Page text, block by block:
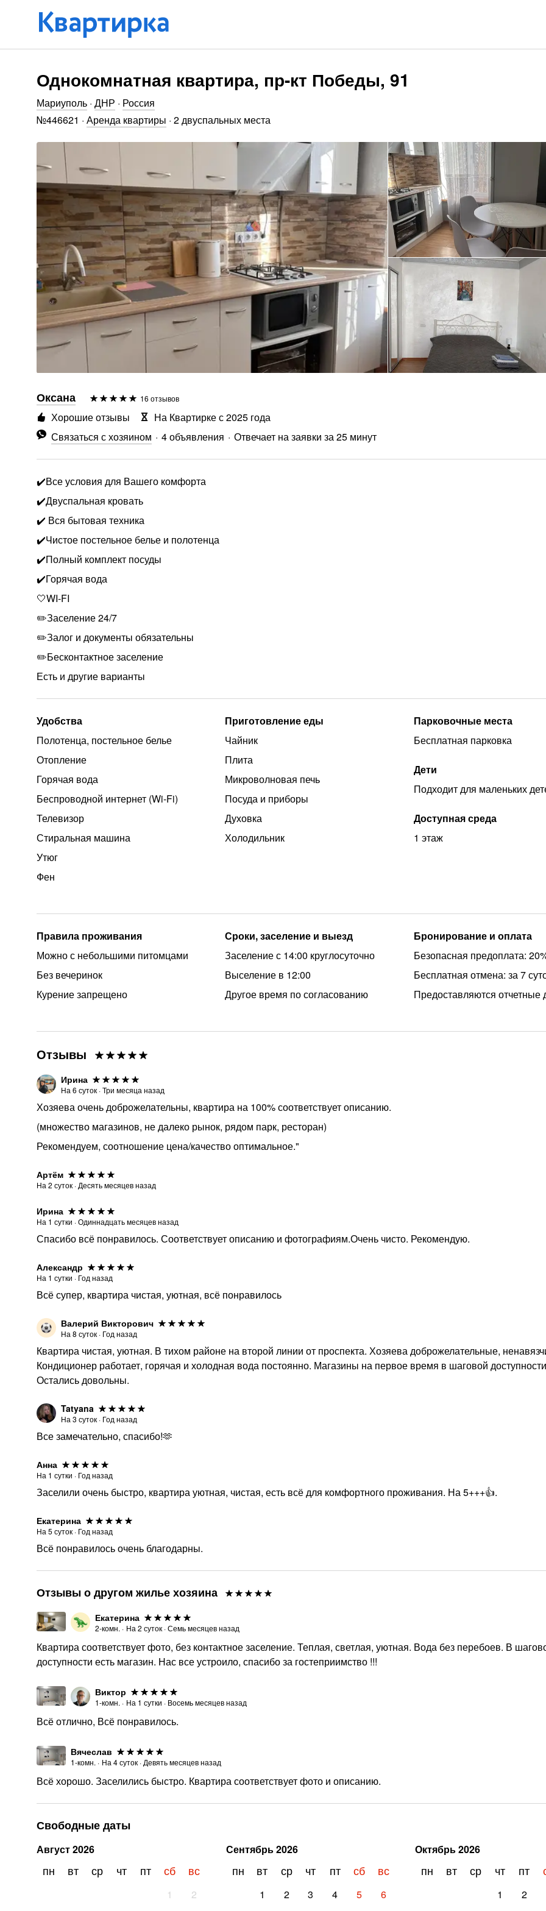
Однокомнатная квартира, пр-кт Победы, 91
Мариуполь · ДНР · Россия
№446621 · Аренда квартиры · 2 двуспальных места
Оксана 16 отзывов
Связаться с хозяином 4 объявления Отвечает на заявки за 25 минут
Хорошие отзывы На Квартирке с 2025 года
✔️Все условия для Вашего комфорта
✔️Двуспальная кровать
✔️ Вся бытовая техника
✔️Чистое постельное белье и полотенца
✔️Полный комплект посуды
✔️Горячая вода
🤍WI-FI
✏️Заселение 24/7
✏️Залог и документы обязательны
✏️Бесконтактное заселение
Есть и другие варианты
Удобства
Полотенца, постельное белье
Отопление
Горячая вода
Беспроводной интернет (Wi‑Fi)
Телевизор
Стиральная машина
Утюг
Фен
Приготовление еды
Чайник
Плита
Микроволновая печь
Посуда и приборы
Духовка
Холодильник
Парковочные места
Бесплатная парковка
Дети
Подходит для маленьких
Доступная среда
1 этаж
Правила проживания
Можно с небольшими питомцами
Без вечеринок
Курение запрещено
Сроки, заселение и выезд
Заселение с 14:00 круглосуточно
Выселение в 12:00
Другое время по согласованию
Бронирование и оплата
Безопасная предоплата:
Бесплатная отмена: за 7
Предоставляются отчетные
Свободные даты
Август2026
пн вт ср чт пт сб вс
1
2
Сентябрь2026
пн вт ср чт пт сб вс
1 2 3 4 5
6
Октябрь2026
пн вт ср чт пт
1 2
Отзывы
Ирина
На 6 суток ·Три месяца назад
Хозяева очень доброжелательны, квартира на 100% соответствует описанию.
(множество магазинов, не далеко рынок, рядом парк, ресторан)
Рекомендуем, соотношение цена/качество оптимальное."
Артём
На 2 суток · Десять месяцев назад
Ирина
На 1 сутки ·Одиннадцать месяцев назад
Спасибо всё понравилось. Соответствует описанию и фотографиям.Очень чисто. Рекомендую.
Александр
На 1 сутки · Год назад
Всё супер, квартира чистая, уютная, всё понравилось
Валерий Викторович
На 8 суток · Год назад
Квартира чистая, уютная. В тихом районе на второй линии от проспекта. Хозяева доброжелательные,
Кондиционер работает, горячая и холодная вода постоянно. Магазины на первое время в шаговой
Остались довольны.
Tatyana
На 3 суток · Год назад
Все замечательно, спасибо!🫶
Анна
На 1 сутки · Год назад
Заселили очень быстро, квартира уютная, чистая, есть всё для комфортного проживания. На 5+++👍.
Екатерина
На 5 суток · Год назад
Всё понравилось очень благодарны.
Отзывы о другом жилье хозяина
Екатерина
2-комн. · На 2 суток ·Семь месяцев назад
Квартира соответствует фото, без контактное заселение. Теплая, светлая, уютная. Вода без перебоев. В
доступности есть магазин. Нас все устроило, спасибо за гостеприимство !!!
Виктор
1-комн. · На 1 сутки · Восемь месяцев назад
Всё отлично, Всё понравилось.
Вячеслав
1-комн. · На 4суток · Девять месяцев назад
Всё хорошо. Заселились быстро. Квартира соответствует фото и описанию.